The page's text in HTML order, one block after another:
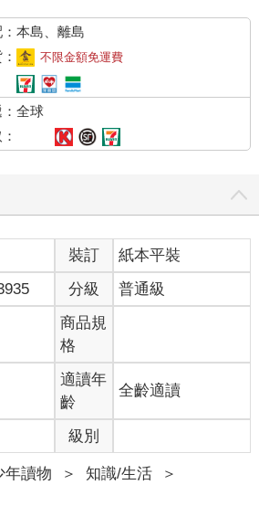
本島、離島
不限金額免運費
全球
裝訂
紙本平裝
分級 普通級
商品規
格
適讀年
齡
全齡適讀
級別
年讀物 ＞ 知識/生活
＞